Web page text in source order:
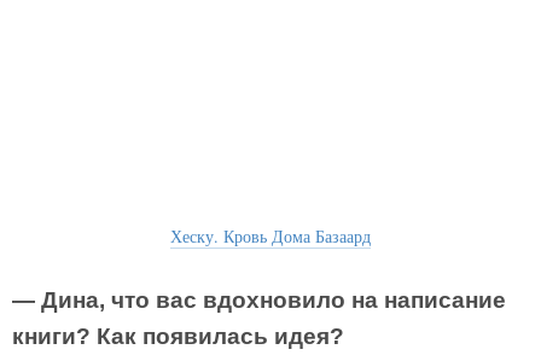
Хеску. Кровь Дома Базаард
— Дина, что вас вдохновило на написание
книги? Как появилась идея?